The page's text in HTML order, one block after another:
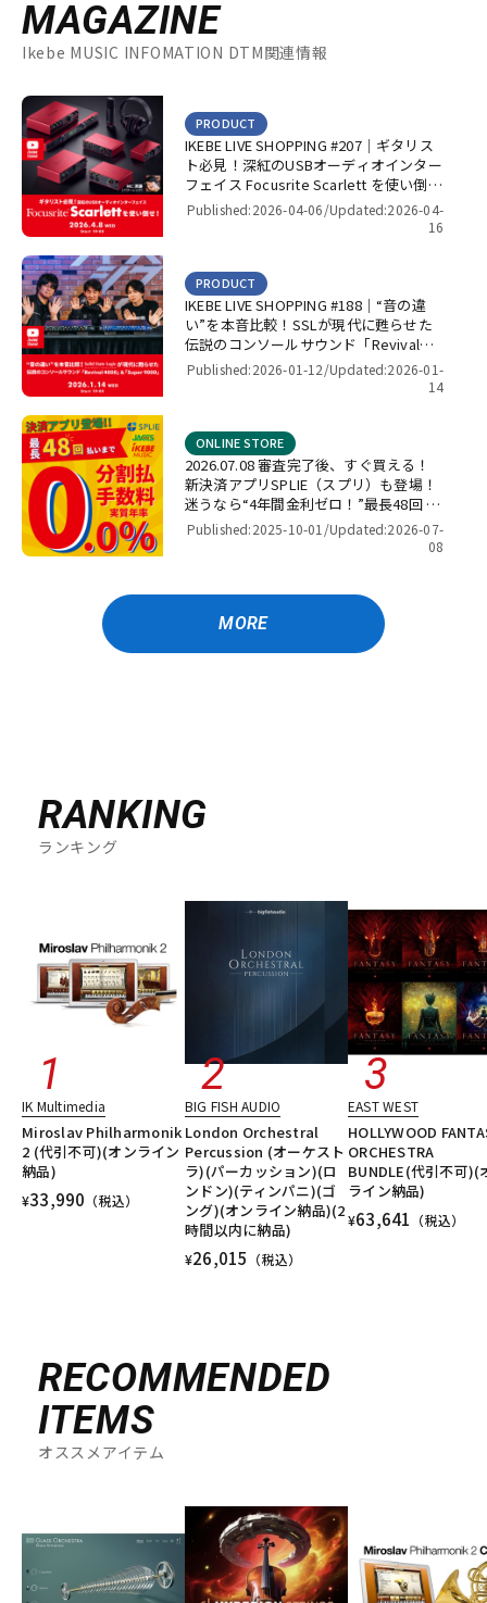
MAGAZINE
Ikebe MUSIC INFOMATION DTM関連情報
IKEBE LIVE SHOPPING #207｜ギタリス
ト必見！深紅のUSBオーディオインター
フェイス Focusrite Scarlett を使い倒
せ！【presented by パワーレック】
PRODUCT
Published:2026-04-06/Updated:2026-04-
16
IKEBE LIVE SHOPPING #188｜“音の違
い”を本音比較！SSLが現代に甦らせた
伝説のコンソールサウンド「Revival
4000」＆「Super 9000」【presented
PRODUCT
Published:2026-01-12/Updated:2026-01-
14
2026.07.08 審査完了後、すぐ買える！
新決済アプリSPLIE（スプリ）も登場！
迷うなら“4年間金利ゼロ！”最長48回 無
金利キャンペーン
ONLINE STORE
Published:2025-10-01/Updated:2026-07-
08
MORE
RANKING
ランキング
IK Multimedia
Miroslav Philharmonik
2 (代引不可)(オンライン
納品)
¥33,990 （税込）
BIG FISH AUDIO
London Orchestral
Percussion (オーケスト
ラ)(パーカッション)(ロ
ンドン)(ティンパニ)(ゴ
ング)(オンライン納品)(2
時間以内に納品)
¥26,015 （税込）
EAST WEST
HOLLYWOOD
ORCHESTRA
BUNDLE(代引不可)(
ライン納品)
¥63,641 （税込）
RECOMMENDED
ITEMS
オススメアイテム